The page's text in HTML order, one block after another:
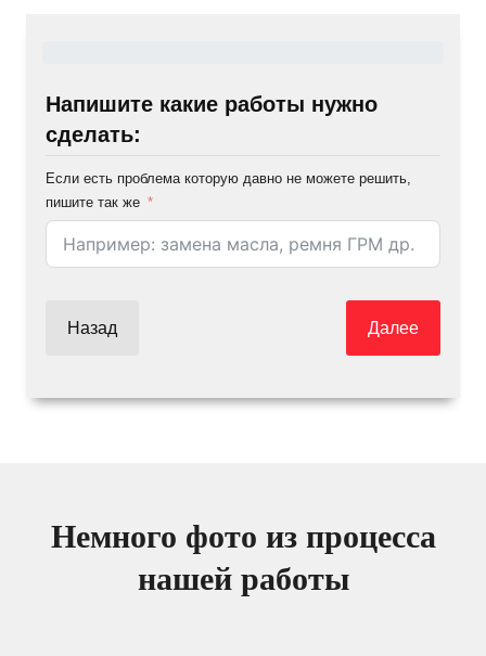
Напишите какие работы нужно
сделать:
Если есть проблема которую давно не можете решить,
пишите так же
Назад Далее
Немного фото из процесса
нашей работы